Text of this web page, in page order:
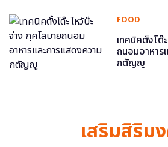
FOOD
เทคนิคตั้งโต๊
ถนอมอาหาร
กตัญญู
เสริมสิริม